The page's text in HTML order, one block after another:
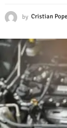
by Cristian